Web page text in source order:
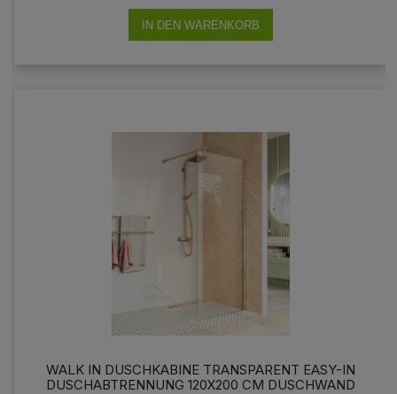
IN DEN WARENKORB
WALK IN DUSCHKABINE TRANSPARENT EASY-IN
DUSCHABTRENNUNG 120X200 CM DUSCHWAND